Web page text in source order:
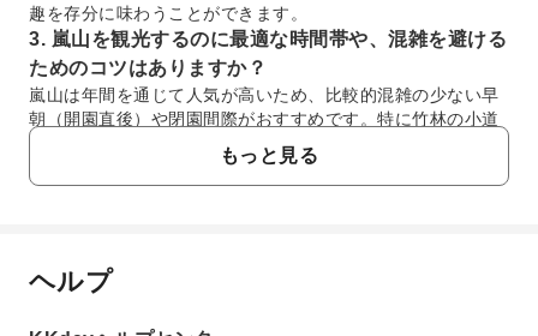
趣を存分に味わうことができます。
3. 嵐山を観光するのに最適な時間帯や、混雑を避ける
ためのコツはありますか？
嵐山は年間を通じて人気が高いため、比較的混雑の少ない早
朝（開園直後）や閉園間際がおすすめです。特に竹林の小道
は、朝早い時間帯に訪れると、静寂の中で神秘的な光景を独
占できます。また、平日の訪問や、オフシーズンを選ぶこと
も混雑回避の有効な方法です。
渡月橋自体を徒歩で渡る時間は5分程度ですが、橋の上からの
眺めは格別なので、立ち止まってゆっくり景色を堪能するの
もっと見る
よくあるご質問
ヘルプ